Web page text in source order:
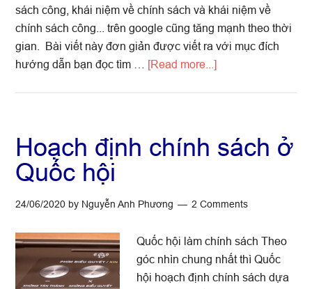
sách công, khái niệm về chính sách và khái niệm về
chính sách công... trên google cũng tăng mạnh theo thời
gian. Bài viết này đơn giản được viết ra với mục đích
hướng dẫn bạn đọc tìm … [Read more...]about
sách
Hoạch định chính sách ở
Quốc hội
24/06/2020 by Nguyễn Anh Phương 2 Comments
Quốc hội làm chính sách Theo
góc nhìn chung nhất thì Quốc
hội hoạch định chính sách dựa